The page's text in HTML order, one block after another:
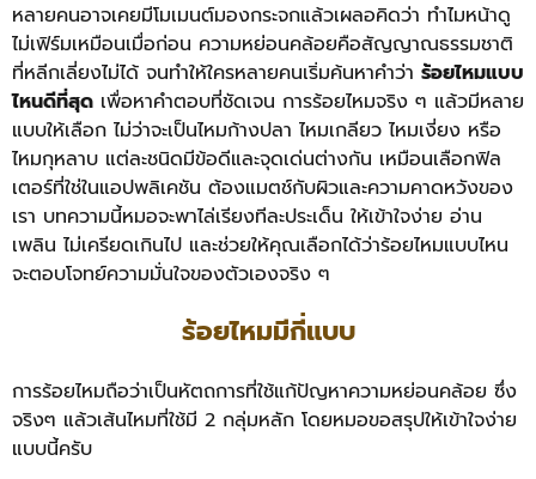
หลายคนอาจเคยมีโมเมนต์มองกระจกแล้วเผลอคิดว่า ทำไมหน้าดู
ไม่เฟิร์มเหมือนเมื่อก่อน ความหย่อนคล้อยคือสัญญาณธรรมชาติ
ที่หลีกเลี่ยงไม่ได้ จนทำให้ใครหลายคนเริ่มค้นหาคำว่า ร้อยไหมแบบ
ไหนดีที่สุด เพื่อหาคำตอบที่ชัดเจน การร้อยไหมจริง ๆ แล้วมีหลาย
แบบให้เลือก ไม่ว่าจะเป็นไหมก้างปลา ไหมเกลียว ไหมเงี่ยง หรือ
ไหมกุหลาบ แต่ละชนิดมีข้อดีและจุดเด่นต่างกัน เหมือนเลือกฟิล
เตอร์ที่ใช่ในแอปพลิเคชัน ต้องแมตช์กับผิวและความคาดหวังของ
เรา บทความนี้หมอจะพาไล่เรียงทีละประเด็น ให้เข้าใจง่าย อ่าน
เพลิน ไม่เครียดเกินไป และช่วยให้คุณเลือกได้ว่าร้อยไหมแบบไหน
จะตอบโจทย์ความมั่นใจของตัวเองจริง ๆ
ร้อยไหมมีกี่แบบ
การร้อยไหมถือว่าเป็นหัตถการที่ใช้แก้ปัญหาความหย่อนคล้อย ซึ่ง
จริงๆ แล้วเส้นไหมที่ใช้มี 2 กลุ่มหลัก โดยหมอขอสรุปให้เข้าใจง่าย
แบบนี้ครับ